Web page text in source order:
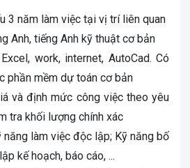
3 năm làm việc tại vị trí liên quan
Anh, tiếng Anh kỹ thuật cơ bản
work, internet, AutoCad. Có
phần mềm dự toán cơ bản
và định mức công việc theo yêu
tra khối lượng chính xác
năng làm việc độc lập; Kỹ năng bố
kế hoạch, báo cáo, ...